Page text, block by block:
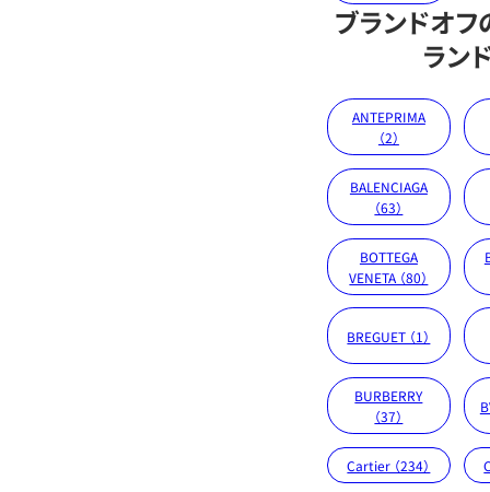
ブランドオ
ラン
ANTEPRIMA
（2）
BALENCIAGA
（63）
BOTTEGA
VENETA （80）
BREGUET （1）
BURBERRY
（37）
Cartier （234）